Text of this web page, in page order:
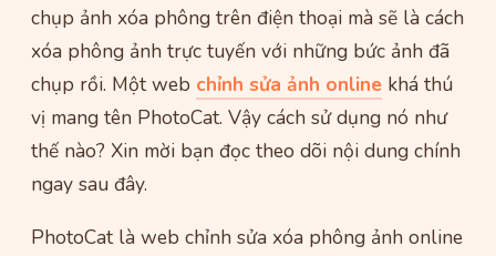
chụp ảnh xóa phông trên điện thoại mà sẽ là cách
xóa phông ảnh trực tuyến với những bức ảnh đã
chụp rồi. Một web chỉnh sửa ảnh online khá thú
vị mang tên PhotoCat. Vậy cách sử dụng nó như
thế nào? Xin mời bạn đọc theo dõi nội dung chính
ngay sau đây.
PhotoCat là web chỉnh sửa xóa phông ảnh online